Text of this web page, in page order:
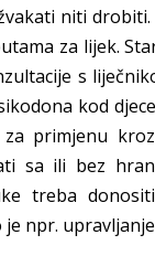
niti
za lijek.
s
kod
primjenu
sa ili bez
treba
npr.